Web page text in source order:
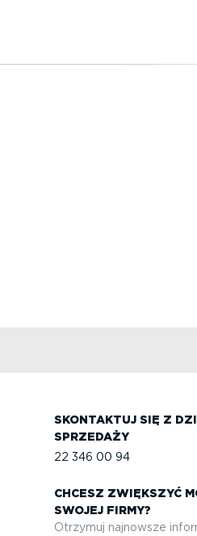
SKONTAKTUJ SIĘ Z
SPRZEDAŻY
22 346 00 94
CHCESZ ZWIĘKSZYĆ
SWOJEJ FIRMY?
Otrzymuj najnowsze